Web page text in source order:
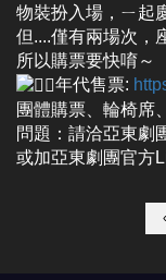
物裝扮入場，ㄧ起
但....僅有兩場次，
所以購票要快唷～
年代售票:
團體購票、輪椅席
問題：請洽亞東劇
或加亞東劇團官方